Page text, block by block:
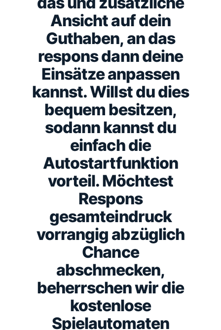
Ansicht auf dein
Guthaben, an das
respons dann deine
Einsätze anpassen
kannst. Willst du dies
bequem besitzen,
sodann kannst du
einfach die
Autostartfunktion
vorteil. Möchtest
Respons
gesamteindruck
vorrangig abzüglich
Chance
abschmecken,
beherrschen wir die
kostenlose
Spielautomaten